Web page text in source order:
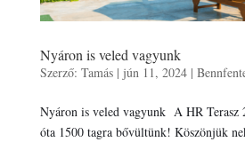
Nyáron is veled vagyunk
Szerző: Tamás| jún 11, 2024|
Nyáron is veled vagyunk A HR Terasz
óta 1500 tagra bővültünk! Köszönjük